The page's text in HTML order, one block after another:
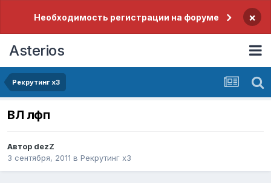
Необходимость регистрации на форуме ×
Asterios
Рекрутинг x3
ВЛ лфп
Автор dezZ
3 сентября, 2011 в Рекрутинг x3